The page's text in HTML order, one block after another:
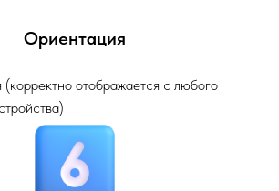
Ориентация
(корректно отображается с любого